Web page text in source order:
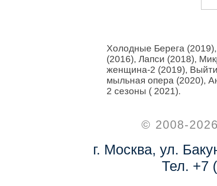
Холодные Берега
(2016), Лапси (2018),
женщина-2 (2019),
мыльная опера (2020),
2 сезоны ( 2021).
© 2008-
г. Москва, ул.
Тел. +7